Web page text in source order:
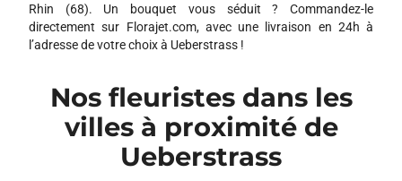
Rhin (68). Un bouquet vous séduit ? Commandez-le
directement sur Florajet.com, avec une livraison en 24h à
l’adresse de votre choix à Ueberstrass !
Nos fleuristes dans les
villes à proximité de
Ueberstrass